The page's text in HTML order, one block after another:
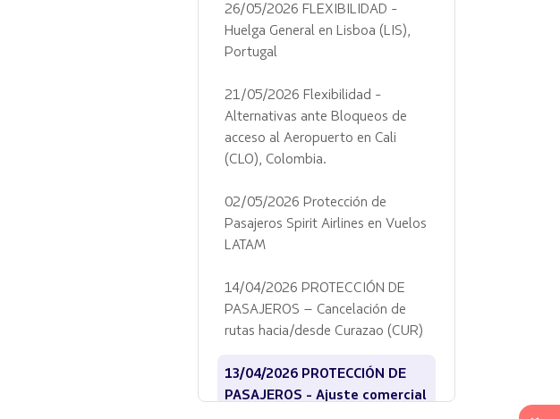
26/05/2026 FLEXIBILIDAD -
Huelga General en Lisboa (LIS),
Portugal
21/05/2026 Flexibilidad -
Alternativas ante Bloqueos de
acceso al Aeropuerto en Cali
(CLO), Colombia.
02/05/2026 Protección de
Pasajeros Spirit Airlines en Vuelos
LATAM
14/04/2026 PROTECCIÓN DE
PASAJEROS – Cancelación de
rutas hacia/desde Curazao (CUR)
13/04/2026 PROTECCIÓN DE
PASAJEROS - Ajuste comercial